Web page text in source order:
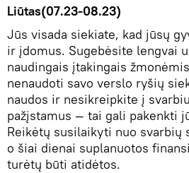
Liūtas(07.23-08.23)
Jūs visada siekiate, kad jūsų
ir įdomus. Sugebėsite lengvai
naudingais įtakingais
nenaudoti savo verslo ryšių
naudos ir nesikreipkite į
pažįstamus — tai gali pakenkti
Reikėtų susilaikyti nuo svarbių
o šiai dienai suplanuotos
turėtų būti atidėtos.